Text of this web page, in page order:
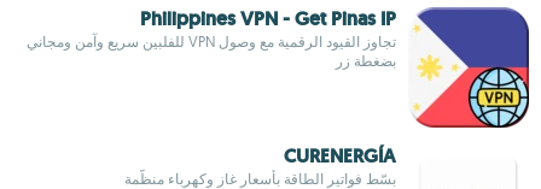
Philippines VPN - Get Pinas IP
تجاوز القيود الرقمية مع وصول VPN للفلبين سريع وآمن ومجاني
بضغطة زر
CURENERGÍA
بسّط فواتير الطاقة بأسعار غاز وكهرباء منظَّمة